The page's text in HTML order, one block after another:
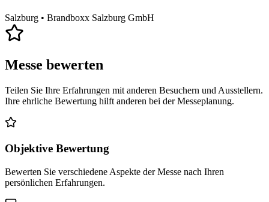
Salzburg • Brandboxx Salzburg GmbH
Messe bewerten
Teilen Sie Ihre Erfahrungen mit anderen Besuchern und Ausstellern.
Ihre ehrliche Bewertung hilft anderen bei der Messeplanung.
Objektive Bewertung
Bewerten Sie verschiedene Aspekte der Messe nach Ihren
persönlichen Erfahrungen.